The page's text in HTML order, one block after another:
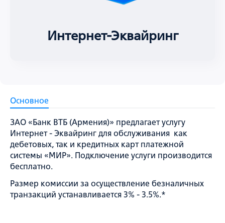
Интернет-Эквайринг
Основное
ЗАО «Банк ВТБ (Армения)» предлагает услугу
Интернет - Эквайринг для обслуживания как
дебетовых, так и кредитных карт платежной
системы «МИР». Подключение услуги производится
бесплатно.
Размер комиссии за осуществление безналичных
транзакций устанавливается 3% - 3.5%.*